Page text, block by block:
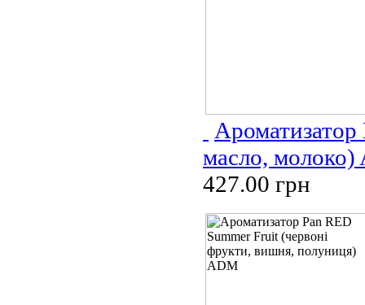
масло, молоко)
427.00 грн